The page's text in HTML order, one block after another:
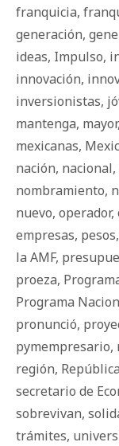
franquicia,
generación,
ideas, Impulso,
innovación,
inversionistas,
mantenga, mayor,
mexicanas,
nación, nacional,
nombramiento,
nuevo, operador,
empresas, pesos,
la AMF,
proeza,
Programa
pronunció,
pymempresario,
región, República
secretario de
sobrevivan,
trámites,